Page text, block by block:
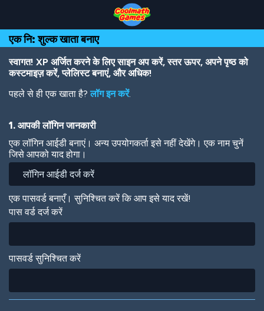
Top
of
Page
Navigation
Main
Content
Footer
main
content
एक नि: शुल्क खाता बनाए
स्वागत! XP अर्जित करने के लिए साइन अप करें, स्तर ऊपर, अपने पृष्ठ को
कस्टमाइज़ करें, प्लेलिस्ट बनाएं, और अधिक!
पहले से ही एक खाता है?लॉग इन करें.
1. आपकी लॉगिन जानकारी
एक लॉगिन आईडी बनाएं। अन्य उपयोगकर्ता इसे नहीं देखेंगे। एक नाम चुनें
जिसे आपको याद होगा।
एक पासवर्ड बनाएँ। सुनिश्चित करें कि आप इसे याद रखें!
पास वर्ड दर्ज करें
पासवर्ड सुनिश्चित करें